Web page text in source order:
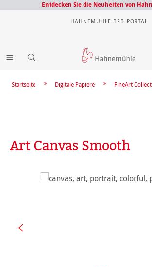
Entdecken Sie die Neuheiten von
HAHNEMÜHLE B2B-PORTAL
FineArt
Digitale Papiere
Startseite
Art Canvas Smooth
Bildergalerie überspringen